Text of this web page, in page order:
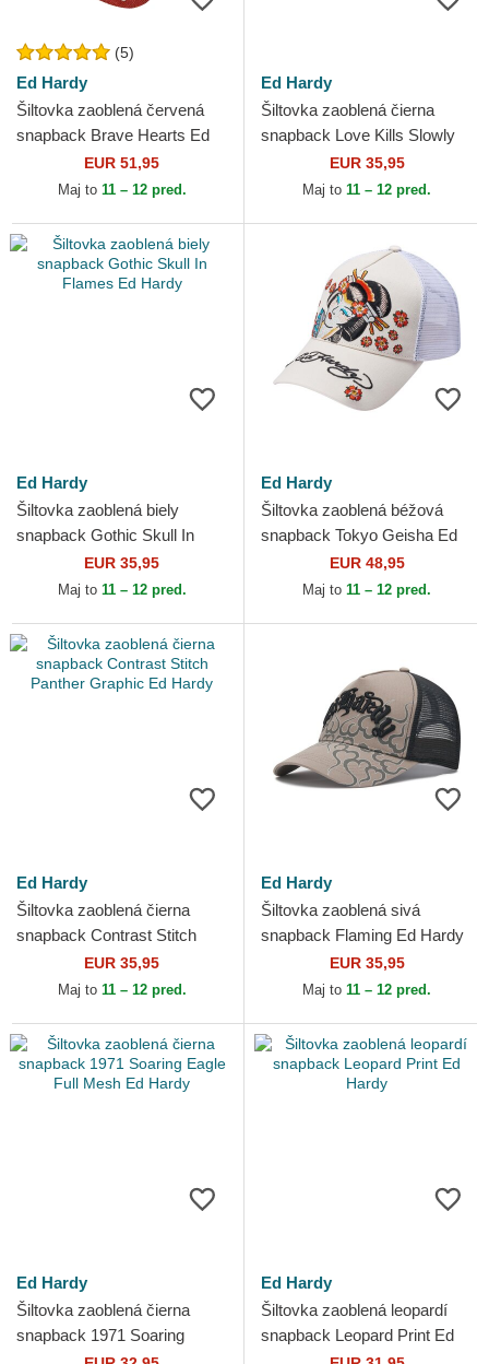
(5)
Ed Hardy
Šiltovka zaoblená červená
snapback Brave Hearts Ed
EUR 51,95
Maj to 11 – 12 pred.
Ed Hardy
Šiltovka zaoblená čierna
snapback Love Kills Slowly
Washed Ed Hardy
EUR 35,95
Maj to 11 – 12 pred.
Ed Hardy
Šiltovka zaoblená biely
snapback Gothic Skull In
Flames Ed Hardy
EUR 35,95
Maj to 11 – 12 pred.
Ed Hardy
Šiltovka zaoblená béžová
snapback Tokyo Geisha Ed
EUR 48,95
Maj to 11 – 12 pred.
Ed Hardy
Šiltovka zaoblená čierna
snapback Contrast Stitch
Panther Graphic Ed Hardy
EUR 35,95
Maj to 11 – 12 pred.
Ed Hardy
Šiltovka zaoblená sivá
snapback Flaming Ed Hardy
EUR 35,95
Maj to 11 – 12 pred.
Ed Hardy
Šiltovka zaoblená čierna
snapback 1971 Soaring
Eagle Full Mesh Ed Hardy
Ed Hardy
Šiltovka zaoblená leopardí
snapback Leopard Print Ed